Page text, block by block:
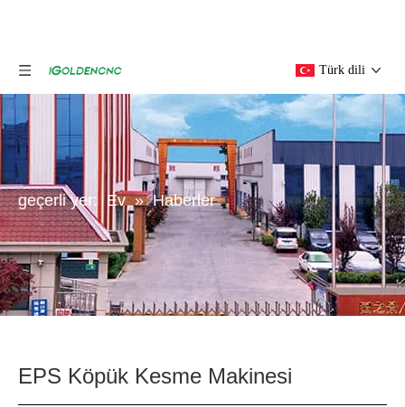
Türk dili
geçerli yer: Ev » Haberler
EPS Köpük Kesme Makinesi